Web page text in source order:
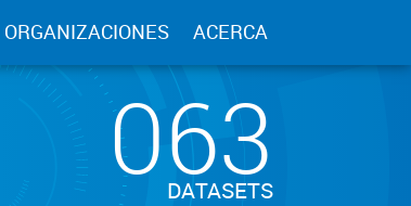
ORGANIZACIONES ACERCA
063
DATASETS